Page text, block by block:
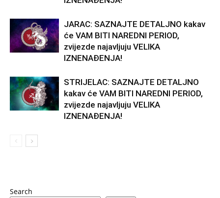
JARAC: SAZNAJTE DETALJNO kakav
će VAM BITI NAREDNI PERIOD,
zvijezde najavljuju VELIKA
IZNENAĐENJA!
STRIJELAC: SAZNAJTE DETALJNO
kakav će VAM BITI NAREDNI PERIOD,
zvijezde najavljuju VELIKA
IZNENAĐENJA!
Search